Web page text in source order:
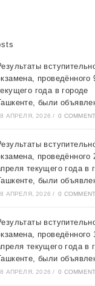
проведённого
года в городе
были
АПРЕЛЯ, 2026 / 0
проведённого
текущего года в
были
АПРЕЛЯ, 2026 / 0
проведённого
текущего года в
были
АПРЕЛЯ, 2026 / 0